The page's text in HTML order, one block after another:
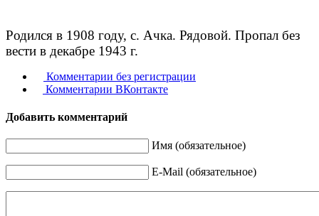
Родился в 1908 году, с. Ачка. Рядовой. Пропал без
вести в декабре 1943 г.
Комментарии без регистрации
Комментарии ВКонтакте
Добавить комментарий
Имя (обязательное)
E-Mail (обязательное)